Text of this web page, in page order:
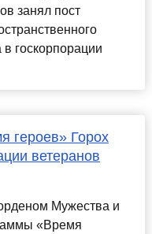
занял пост
госкорпорации
героев» Горох
ветеранов
Мужества и
«Время